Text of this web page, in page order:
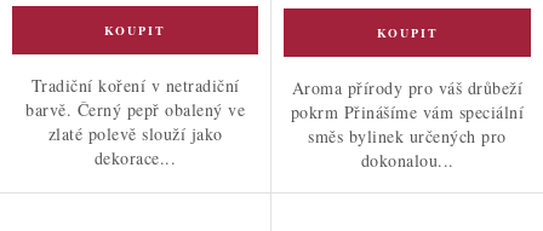
Tradiční koření v netradiční
barvě. Černý pepř obalený ve
zlaté polevě slouží jako
dekorace...
Aroma přírody pro váš drůbeží
pokrm Přinášíme vám speciální
směs bylinek určených pro
dokonalou...